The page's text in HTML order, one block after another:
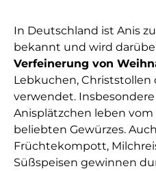
In Deutschland ist Anis
bekannt und wird
Verfeinerung von
Lebkuchen,
verwendet.
Anisplätzchen leben vom
beliebten Gewürzes.
Früchtekompott,
Süßspeisen gewinnen